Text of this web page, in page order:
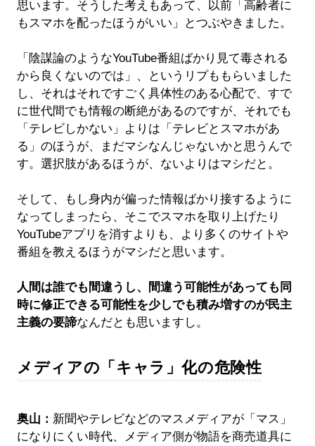
思います。そうした考えもあって、以前「高齢者に
もスマホを配ったほうがいい」とつぶやきました。
「陰謀論のようなYouTube番組ばかり見て毒される
から良くないのでは」、というリプももらいました
し、それはそれですごく具体性のある心配で、すで
に世代間でも情報の断絶があるのですが、それでも
「テレビしかない」よりは「テレビとスマホがあ
る」のほうが、まだマシなんじゃないかと思うんで
す。選択肢があるほうが、ないよりはマシだと。
そして、もし身内が偏った情報ばかり接するように
なってしまったら、そこでスマホを取り上げたり
YouTubeアプリを消すよりも、より多くのサイトや
番組を教えるほうがマシだと思います。
人間は誰でも間違うし、間違う可能性があっても同
時に修正できる可能性を少しでも積み増すのが民主
主義の要諦なんだとも思いますし。
メディアの「キャラ」化の危険性
奥山： 新聞やテレビなどのマスメディアが「マス」
になりにくい時代、メディア側が物語を商売道具に